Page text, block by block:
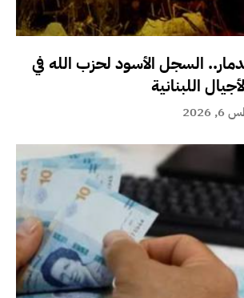
السجل الأسود لحزب الله في
اللبنانية